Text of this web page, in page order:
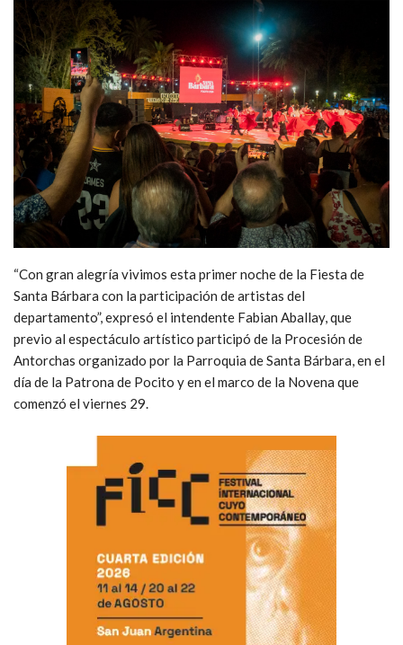
“Con gran alegría vivimos esta primer noche de la Fiesta de
Santa Bárbara con la participación de artistas del
departamento”, expresó el intendente Fabian Aballay, que
previo al espectáculo artístico participó de la Procesión de
Antorchas organizado por la Parroquia de Santa Bárbara, en el
día de la Patrona de Pocito y en el marco de la Novena que
comenzó el viernes 29.